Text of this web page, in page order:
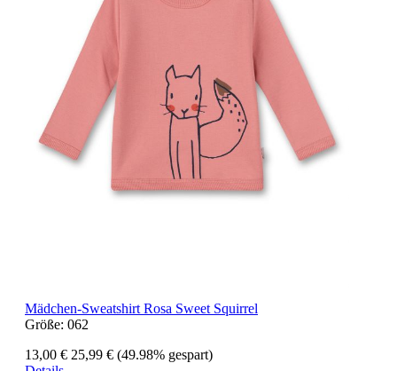
Mädchen-Sweatshirt Rosa Sweet Squirrel
Größe: 062
13,00 € 25,99 € (49.98% gespart)